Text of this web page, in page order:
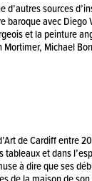
d’autres sources
baroque avec Diego
et la peinture
Michael
de Cardiff entre
tableaux et dans
à dire que ses